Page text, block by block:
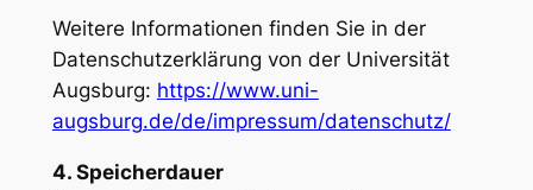
Weitere Informationen finden Sie in der
Datenschutzerklärung von der Universität
Augsburg: https://www.uni-
augsburg.de/de/impressum/datenschutz/
4. Speicherdauer